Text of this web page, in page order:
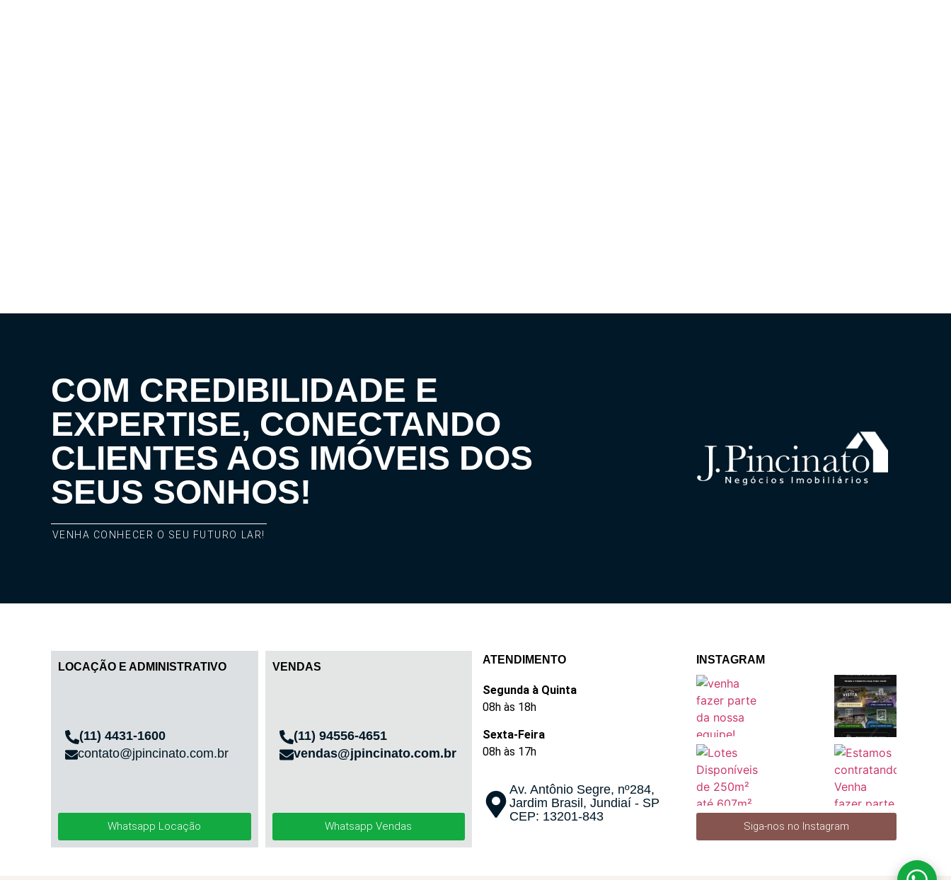
COM CREDIBILIDADE E
EXPERTISE, CONECTANDO
CLIENTES AOS IMÓVEIS DOS
SEUS SONHOS!
VENHA CONHECER O SEU FUTURO LAR!
LOCAÇÃO E ADMINISTRATIVO
(11) 4431-1600
contato@jpincinato.com.br
Whatsapp Locação
VENDAS
(11) 94556-4651
vendas@jpincinato.com.br
Whatsapp Vendas
ATENDIMENTO
Segunda à Quinta
08h às 18h
Sexta-Feira
08h às 17h
Av. Antônio Segre, nº284,
Jardim Brasil, Jundiaí - SP
CEP: 13201-843
INSTAGRAM
Siga-nos no Instagram